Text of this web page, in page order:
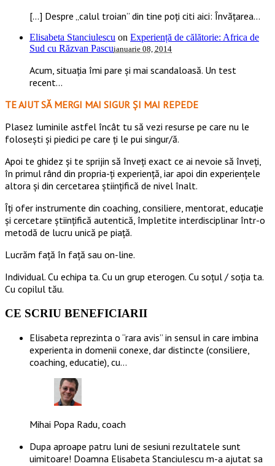
[…] Despre „calul troian” din tine poți citi aici: Învățarea...
Elisabeta Stanciulescu on Experiență de călătorie: Africa de
Sud cu Răzvan Pascuianuarie 08, 2014
Acum, situația îmi pare și mai scandaloasă. Un test
recent...
TE AJUT SĂ MERGI MAI SIGUR ȘI MAI REPEDE
​​Plasez luminile astfel încât tu să vezi resurse pe care nu le
folosești și piedici pe care ți le pui singur/ă.
Apoi te ghidez și te sprijin să înveți exact ce ai nevoie să înveți,
în primul rând din propria-ți experiență, iar apoi din experiențele
altora și din cercetarea științifică de nivel înalt.
Îți ofer instrumente din coaching, consiliere, mentorat, educație
și cercetare științifică autentică, împletite interdisciplinar într-o
metodă de lucru unică pe piață.
Lucrăm față în față sau on-line.
Individual. Cu echipa ta. Cu un grup eterogen. Cu soțul / soția ta.
Cu copilul tău.
CE SCRIU BENEFICIARII
Elisabeta reprezinta o “rara avis” in sensul in care imbina
experienta in domenii conexe, dar distincte (consiliere,
coaching, educatie), cu…
Mihai Popa Radu, coach
Dupa aproape patru luni de sesiuni rezultatele sunt
uimitoare! Doamna Elisabeta Stanciulescu m-a ajutat sa